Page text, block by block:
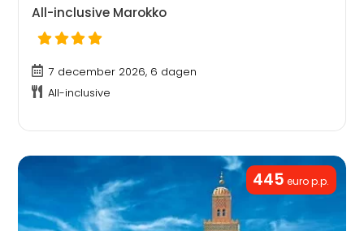
All-inclusive Marokko
7 december 2026, 6 dagen
All-inclusive
445 euro p.p.